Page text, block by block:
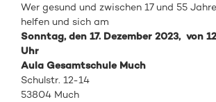
Wer gesund und zwischen 17 und 55
helfen und sich am
Sonntag, den 17. Dezember2023,von
Uhr
Aula Gesamtschule Much
Schulstr. 12-14
53804 Much